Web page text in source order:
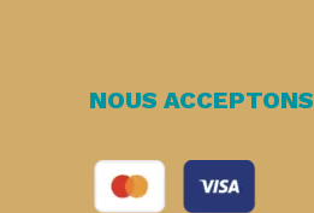
NOUS ACCEPTONS